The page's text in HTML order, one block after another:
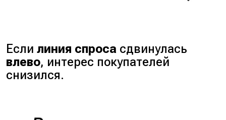
Еслилиния спроса сдвинулась
влево, интерес покупателей
снизился.